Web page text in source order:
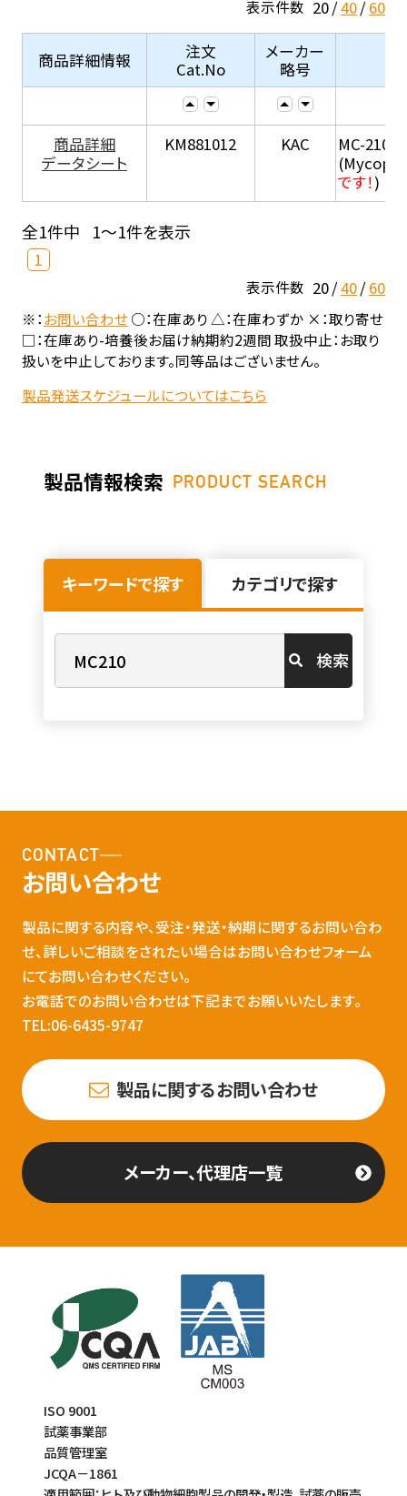
表示件数 20 40 60
商品詳細情報
注文
Cat.No
メーカー
略号
商品詳細
データシート
KM881012 KAC
MC-210 (
です！)
全1件中 1～1件を表示
1
表示件数 20 40 60
※：お問い合わせ○：在庫あり △：在庫わずか ×：取り寄せ
□：在庫あり-培養後お届け納期約2週間 取扱中止：お取り
扱いを中止しております。同等品はございません。
製品発送スケジュールについてはこちら
製品情報検索 PRODUCT SEARCH
キーワードで探す カテゴリで探す
検索
CONTACT
お問い合わせ
製品に関する内容や、受注・発送・納期に関するお問い合わ
せ、詳しいご相談をされたい場合はお問い合わせフォーム
にてお問い合わせください。
お電話でのお問い合わせは下記までお願いいたします。
TEL:06-6435-9747
製品に関するお問い合わせ
メーカー、代理店一覧
ISO 9001
試薬事業部
品質管理室
JCQA－1861